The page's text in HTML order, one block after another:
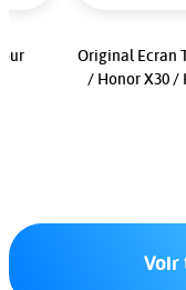
Original Ecran
/ Honor X30 /
Voir